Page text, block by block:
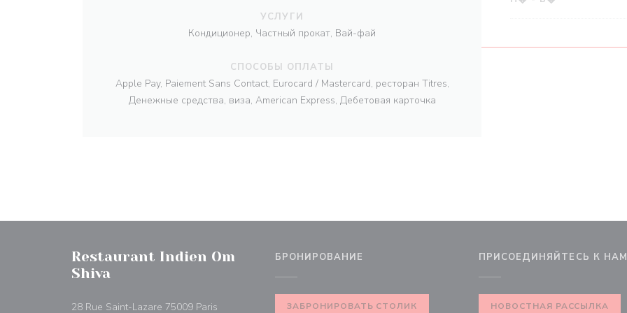
УСЛУГИ
Кондиционер, Частный прокат, Вай-фай
СПОСОБЫ ОПЛАТЫ
Apple Pay, Paiement Sans Contact, Eurocard / Mastercard, ресторан Titres,
Денежные средства, виза, American Express, Дебетовая карточка
Restaurant Indien Om
Shiva
28 Rue Saint-Lazare 75009 Paris ((открывается в новом окне))
БРОНИРОВАНИЕ
ЗАБРОНИРОВАТЬ СТОЛИК
ПРИСОЕДИНЯЙТЕСЬ К НАМ
НОВОСТНАЯ РАССЫЛКА